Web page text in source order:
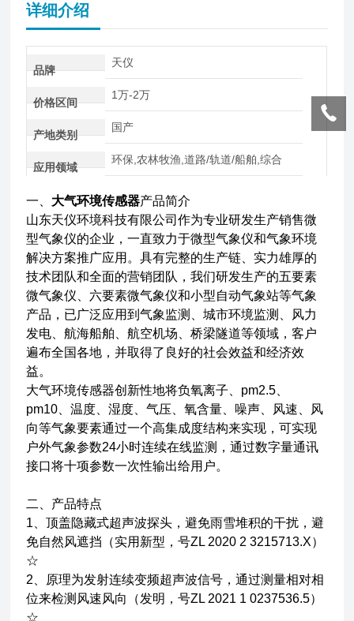
详细介绍
品牌
天仪
价格区间
1万-2万
产地类别
国产
应用领域
环保,农林牧渔,道路/轨道/船舶,综合
一、 大气环境传感器产品简介
山东天仪环境科技有限公司作为专业研发生产销售微
型气象仪的企业，一直致力于微型气象仪和气象环境
解决方案推广应用。具有完整的生产链、实力雄厚的
技术团队和全面的营销团队，我们研发生产的五要素
微气象仪、六要素微气象仪和小型自动气象站等气象
产品，已广泛应用到气象监测、城市环境监测、风力
发电、航海船舶、航空机场、桥梁隧道等领域，客户
遍布全国各地，并取得了良好的社会效益和经济效
益。
大气环境传感器创新性地将负氧离子、pm2.5、
pm10、温度、湿度、气压、氧含量、噪声、风速、风
向等气象要素通过一个高集成度结构来实现，可实现
户外气象参数24小时连续在线监测，通过数字量通讯
接口将十项参数一次性输出给用户。
二、产品特点
1、顶盖隐藏式超声波探头，避免雨雪堆积的干扰，避
免自然风遮挡（实用新型，号ZL 2020 2 3215713.X）
☆
2、原理为发射连续变频超声波信号，通过测量相对相
位来检测风速风向（发明，号ZL 2021 1 0237536.5）
☆